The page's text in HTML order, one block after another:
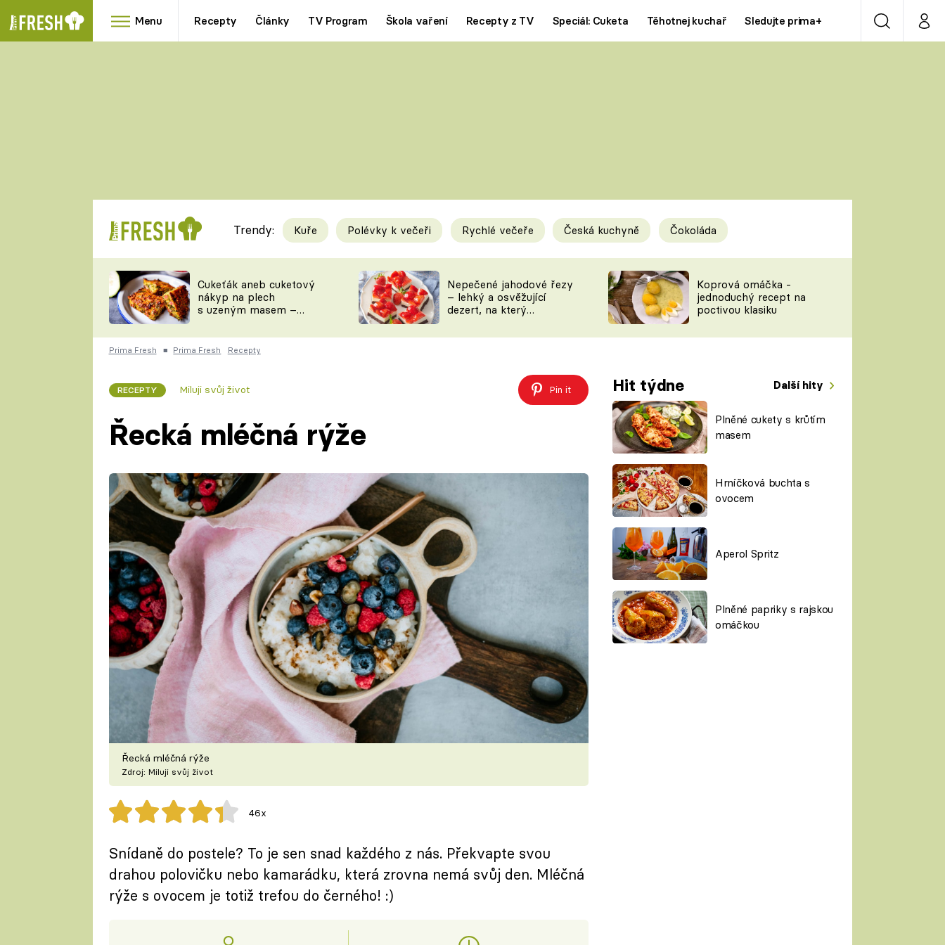
Menu Recepty Články TV Program Škola vaření Recepty z TV Speciál: Cuketa Těhotnej kuchař Sledujte prima+ VyhledáváníMůj
RYCHLOVKY
Videorecepty
TEĎ VAŘÍ ŠÉF!
ČESKO NA TALÍŘI
KUCHAŘKA
Tipy a triky
KAM ZA JÍDLEM
VYCHYTÁVKY
Novinky
ŠÉFREDAKTORKY
ČASOPIS
Prima LAJK
Sledujte nás
Trendy: Kuře Polévky k večeři Rychlé večeře Česká kuchyně Čokoláda
Cukeťák aneb cuketový
nákyp na plech
s uzeným masem –
zpracovat přerostlé
cukety
Nepečené jahodové řezy
– lehký a osvěžující
dezert, na který
Koprová omáčka -
jednoduchý recept na
poctivou klasiku
Prima Fresh ■ Prima Fresh Recepty
RECEPTY Miluji svůj život Pin it Hit týdne Další hity
Plněné cukety s krůtím
masem
Hrníčková buchta s
ovocem
Aperol Spritz
Plněné papriky s rajskou
omáčkou
Řecká mléčná rýže
Řecká mléčná rýže
Zdroj: Miluji svůj život
46x
Snídaně do postele? To je sen snad každého z nás. Překvapte svou
drahou polovičku nebo kamarádku, která zrovna nemá svůj den. Mléčná
rýže s ovocem je totiž trefou do černého! :)